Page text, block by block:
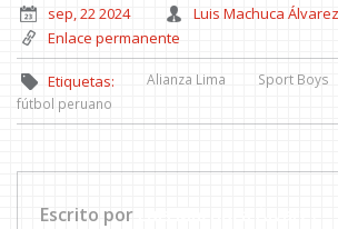
sep, 22 2024 Luis Machuca Álvarez
Enlace permanente
Etiquetas: Alianza Lima Sport Boys
fútbol peruano
Escrito por